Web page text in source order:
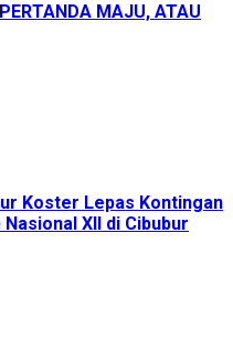
MAJU, ATAU
Koster Lepas Kontingan
XII di Cibubur